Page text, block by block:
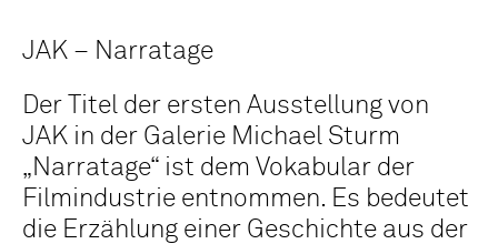
JAK – Narratage
Der Titel der ersten Ausstellung von
JAK in der Galerie Michael Sturm
„Narratage“ ist dem Vokabular der
Filmindustrie entnommen. Es bedeutet
die Erzählung einer Geschichte aus der